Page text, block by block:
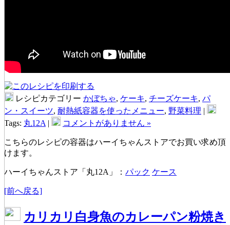
レシピカテゴリー かぼちゃ, ケーキ, チーズケーキ, パ
ン・スイーツ, 耐熱紙容器を使ったメニュー, 野菜料理 |
Tags: 丸12A | コメントがありません »
こちらのレシピの容器はハーイちゃんストアでお買い求め頂
けます。
ハーイちゃんストア「丸12A」： パック ケース
[前へ戻る]
カリカリ白身魚のカレーパン粉焼き